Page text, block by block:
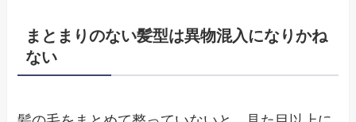
まとまりのない髪型は異物混入になりかね
ない